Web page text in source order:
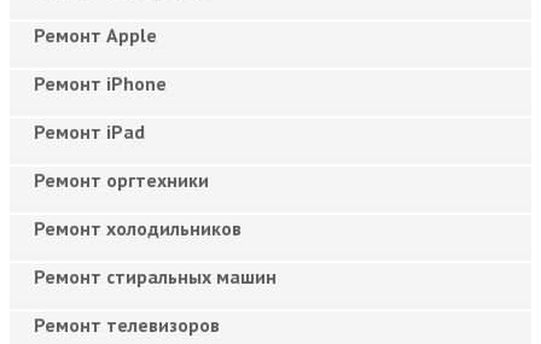
Ремонт Apple
Ремонт iPhone
Ремонт iPad
Ремонт оргтехники
Ремонт холодильников
Ремонт стиральных машин
Ремонт телевизоров